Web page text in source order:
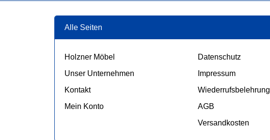
Alle Seiten
Holzner Möbel
Unser Unternehmen
Kontakt
Mein Konto
Datenschutz
Impressum
Wiederrufsbelehrung
AGB
Versandkosten